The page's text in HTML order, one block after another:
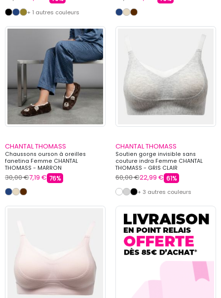
+ 1 autres couleurs
CHANTAL THOMASS
Chaussons ourson à oreilles
fanetina Femme CHANTAL
THOMASS - MARRON
30,00 €7,19 € 76%
CHANTAL THOMASS
Soutien gorge invisible sans
couture indra Femme CHANTAL
THOMASS - GRIS CLAIR
60,00 €22,99 € 61%
+ 3 autres couleurs